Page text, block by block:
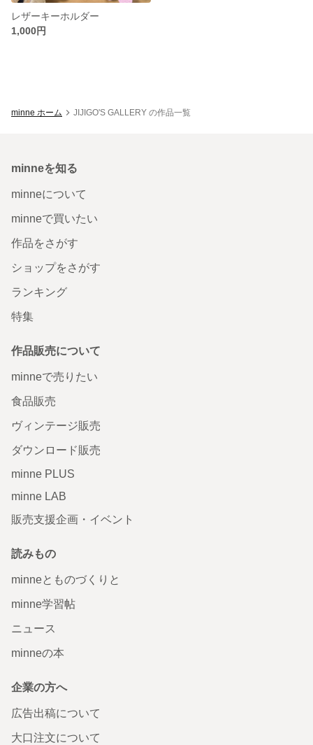
レザーキーホルダー
1,000円
minne ホーム JIJIGO'S GALLERY の作品一覧
minneを知る
minneについて
minneで買いたい
作品をさがす
ショップをさがす
ランキング
特集
作品販売について
minneで売りたい
食品販売
ヴィンテージ販売
ダウンロード販売
minne PLUS
minne LAB
販売支援企画・イベント
読みもの
minneとものづくりと
minne学習帖
ニュース
minneの本
企業の方へ
広告出稿について
大口注文について